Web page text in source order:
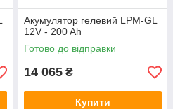
Акумулятор гелевий LPM-GL
12V - 200 Ah
Готово до відправки
14 065 ₴
Купити